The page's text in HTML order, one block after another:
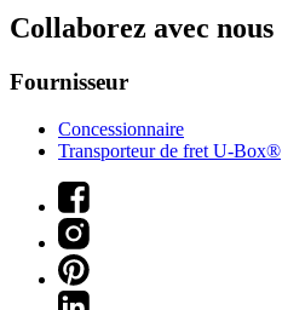
Collaborez avec nous
Fournisseur
Concessionnaire
Transporteur de fret U-Box®